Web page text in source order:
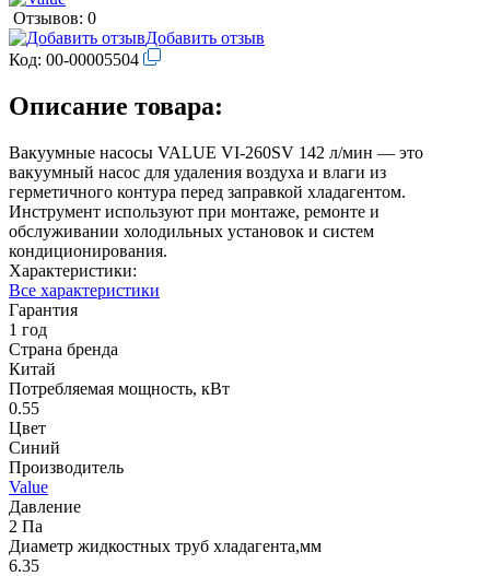
Отзывов: 0
Добавить отзыв
Код: 00-00005504
Описание товара:
Вакуумные насосы VALUE VI-260SV 142 л/мин — это
вакуумный насос для удаления воздуха и влаги из
герметичного контура перед заправкой хладагентом.
Инструмент используют при монтаже, ремонте и
обслуживании холодильных установок и систем
кондиционирования.
Характеристики:
Все характеристики
Гарантия
1 год
Страна бренда
Китай
Потребляемая мощность, кВт
0.55
Цвет
Синий
Производитель
Value
Давление
2 Па
Диаметр жидкостных труб хладагента,мм
6.35